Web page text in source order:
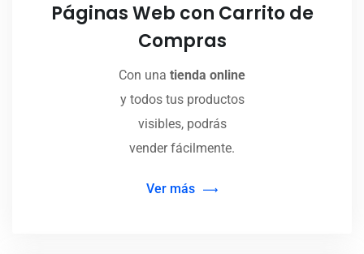
Páginas Web con Carrito de
Compras
Con una tienda online
y todos tus productos
visibles, podrás
vender fácilmente.
Ver más